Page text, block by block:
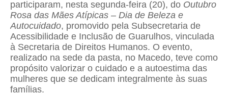
participaram, nesta segunda-feira (20), do Outubro
Rosa das Mães Atípicas – Dia de Beleza e
Autocuidado, promovido pela Subsecretaria de
Acessibilidade e Inclusão de Guarulhos, vinculada
à Secretaria de Direitos Humanos. O evento,
realizado na sede da pasta, no Macedo, teve como
propósito valorizar o cuidado e a autoestima das
mulheres que se dedicam integralmente às suas
famílias.